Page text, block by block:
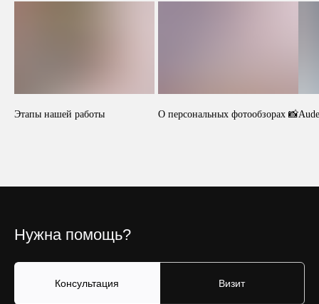
Этапы нашей работы О персональных фотообзорах 📸
Нужна помощь?
Консультация Визит